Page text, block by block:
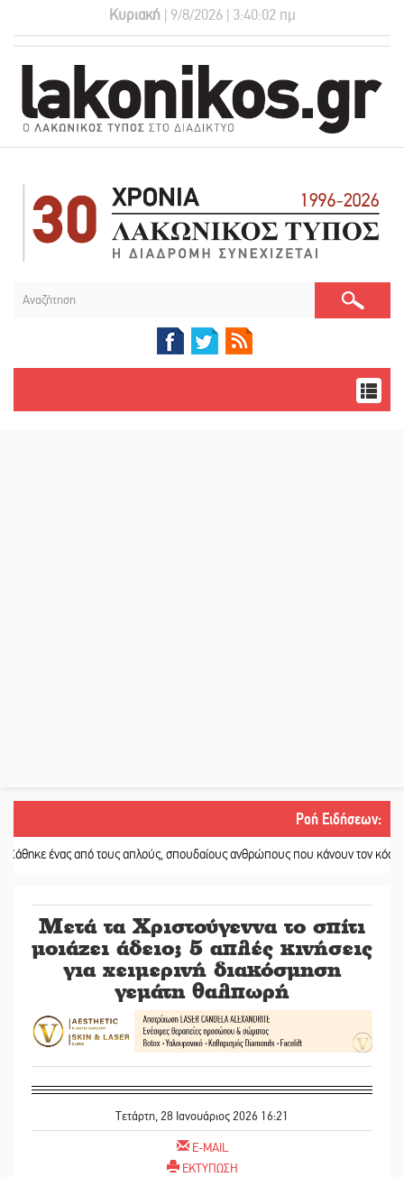
Κυριακή | 9/8/2026 | 3:40:03 πμ
Ροή Ειδήσεων:
από τους απλούς, σπουδαίους ανθρώπους που κάνουν τον κόσμο λίγο πιο
Μετά τα Χριστούγεννα το σπίτι
μοιάζει άδειο; 5 απλές κινήσεις
για χειμερινή διακόσμηση
γεμάτη θαλπωρή
Τετάρτη, 28 Ιανουάριος 2026 16:21
E-MAIL
ΕΚΤΥΠΩΣΗ